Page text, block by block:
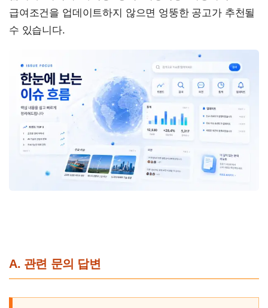
급여조건을 업데이트하지 않으면 엉뚱한 공고가 추천될
수 있습니다.
A. 관련 문의 답변